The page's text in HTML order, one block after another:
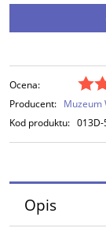
Ocena:
Producent: Muzeum
Kod produktu: 013D-
Opis